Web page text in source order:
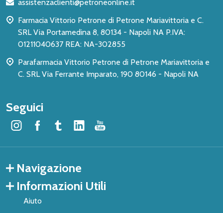
pagina
assistenzaclienti@petroneonline.it
Farmacia Vittorio Petrone di Petrone Mariavittoria e C.
SRL Via Portamedina 8, 80134 - Napoli NA P.IVA:
01211040637 REA: NA-302855
Parafarmacia Vittorio Petrone di Petrone Mariavittoria e
C. SRL Via Ferrante Imparato, 190 80146 - Napoli NA
Seguici
Navigazione
Informazioni Utili
Aiuto